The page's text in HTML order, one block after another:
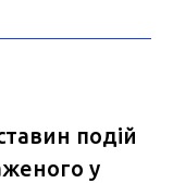
подій
у